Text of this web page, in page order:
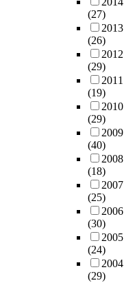
(27)
2013
(26)
2012
(29)
2011
(19)
2010
(29)
2009
(40)
2008
(18)
2007
(25)
2006
(30)
2005
(24)
2004
(29)